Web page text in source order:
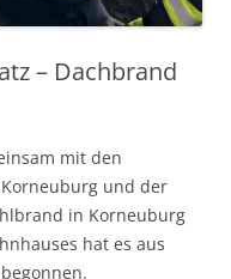
– Dachbrand
mit den
und der
in Korneuburg
hat es aus